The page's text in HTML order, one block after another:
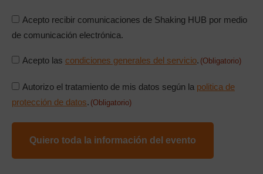
Consentimiento
comunicaciones
Acepto recibir comunicaciones de Shaking HUB por medio
de comunicación electrónica.
Consentimiento
generales
(Obligatorio)
Acepto las condiciones generales del servicio. (Obligatorio)
Consentimiento
politica
datos
Autorizo el tratamiento de mis datos según la politica de
protección de datos. (Obligatorio)